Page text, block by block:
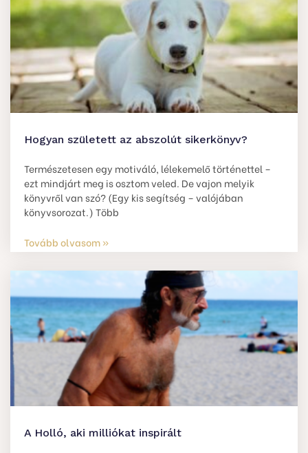
Hogyan született az abszolút sikerkönyv?
Természetesen egy motiváló, lélekemelő történettel –
ezt mindjárt meg is osztom veled. De vajon melyik
könyvről van szó? (Egy kis segítség – valójában
könyvsorozat.) Több
Tovább olvasom »
A Holló, aki milliókat inspirált